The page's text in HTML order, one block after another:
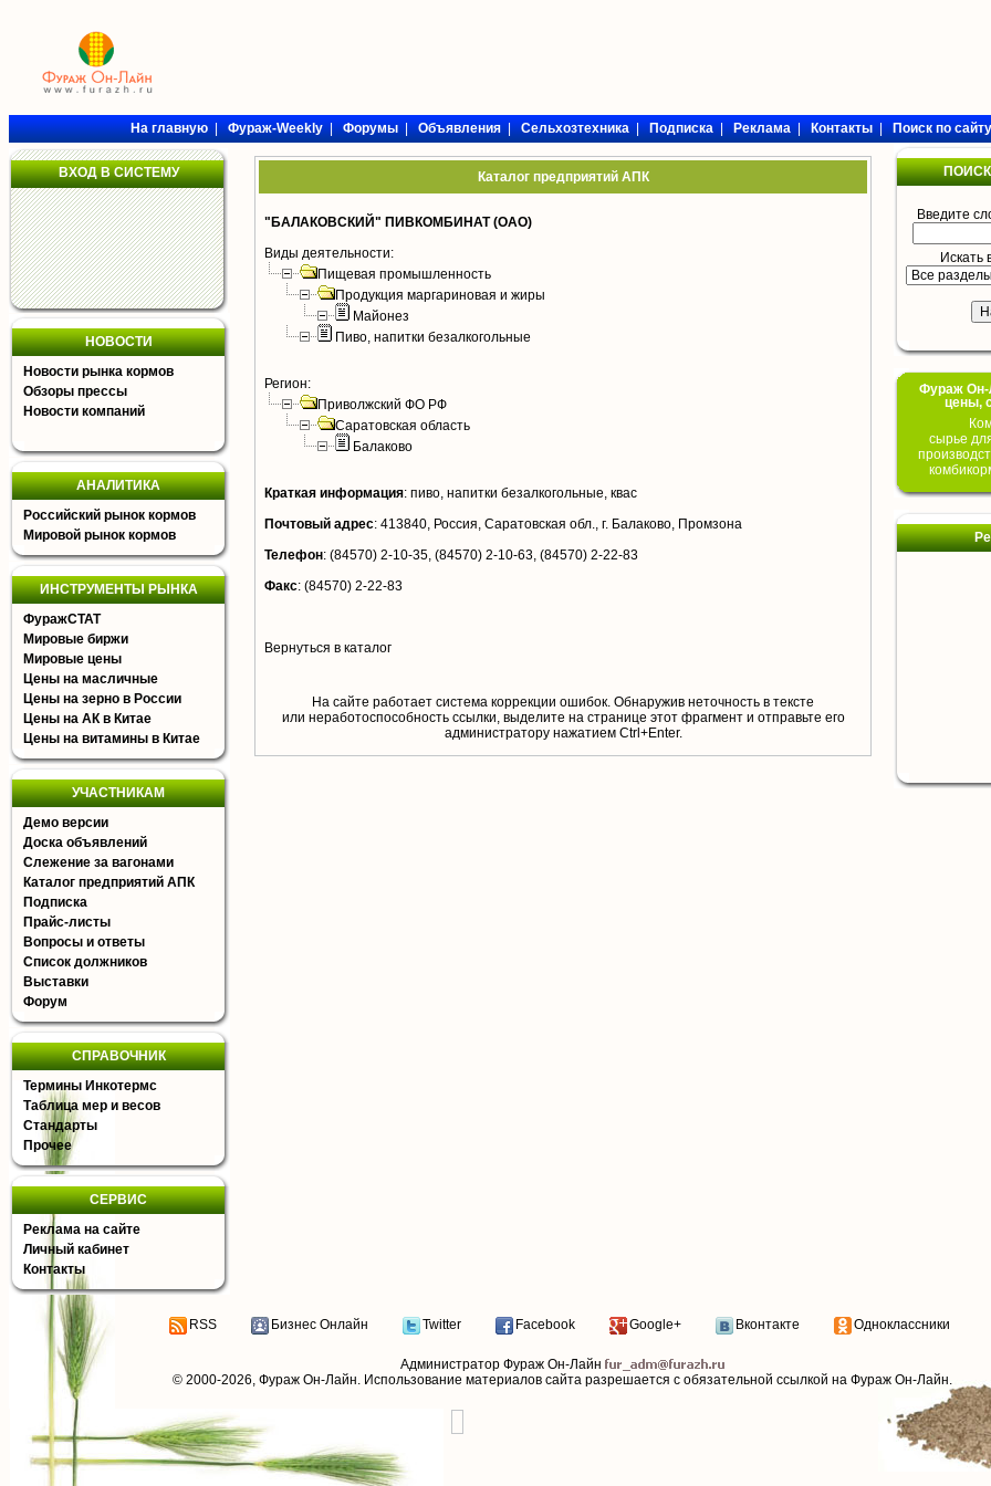
На главную|Фураж-Weekly|Форумы|Объявления|Сельхозтехника|Подписка|Реклама|Контакты|Поиск по сайту
ВХОД В СИСТЕМУ
НОВОСТИ
Новости рынка кормов
Обзоры прессы
Новости компаний
АНАЛИТИКА
Российский рынок кормов
Мировой рынок кормов
ИНСТРУМЕНТЫ РЫНКА
ФуражСТАТ
Мировые биржи
Мировые цены
Цены на масличные
Цены на зерно в России
Цены на АК в Китае
Цены на витамины в Китае
УЧАСТНИКАМ
Демо версии
Доска объявлений
Слежение за вагонами
Каталог предприятий АПК
Подписка
Прайс-листы
Вопросы и ответы
Список должников
Выставки
Форум
СПРАВОЧНИК
Термины Инкотермс
Таблица мер и весов
Стандарты
Прочее
СЕРВИС
Реклама на сайте
Личный кабинет
Контакты
Каталог предприятий АПК
"БАЛАКОВСКИЙ" ПИВКОМБИНАТ (ОАО)
Виды деятельности:
Пищевая промышленность
Продукция маргариновая и жиры
Майонез
Пиво, напитки безалкогольные
Регион:
Приволжский ФО РФ
Саратовская область
Балаково
Краткая информация: пиво, напитки безалкогольные, квас
Почтовый адрес: 413840, Россия, Саратовская обл., г. Балаково, Промзона
Телефон: (84570) 2-10-35, (84570) 2-10-63, (84570) 2-22-83
Факс: (84570) 2-22-83
Вернуться в каталог
На сайте работает система коррекции ошибок. Обнаружив неточность в тексте
или неработоспособность ссылки, выделите на странице этот фрагмент и отправьте его
aдминистратору нажатием Ctrl+Enter.
Введите
Искать
Фураж Он-
цены,
сырье
RSS Бизнес Онлайн Twitter Facebook Google+ Вконтакте Одноклассники
Администратор Фураж Он-Лайн
© 2000-2026, Фураж Он-Лайн. Использование материалов сайта разрешается с обязательной ссылкой на Фураж Он-Лайн.